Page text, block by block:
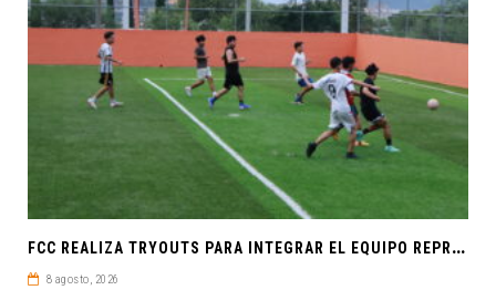
F
CC REALIZA TRYOUTS PARA INTEGRAR EL EQUIPO REPRESENTATIVO DE FÚTBOL SOCCER
8 agosto, 2026